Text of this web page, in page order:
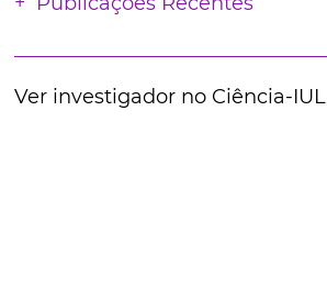
Ver investigador no Ciência-IUL